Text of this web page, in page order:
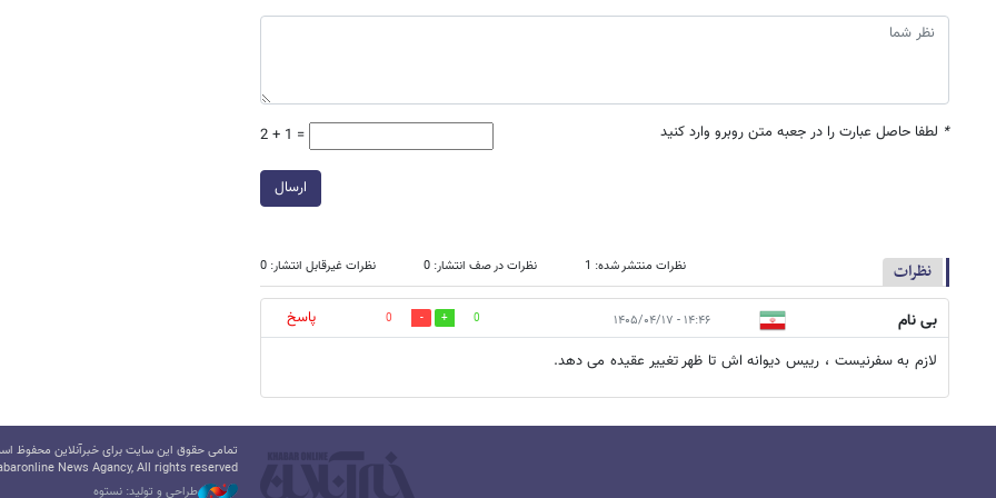
* لطفا حاصل عبارت را در جعبه متن روبرو وارد کنید 2 + 1 =
ارسال
نظرات نظرات منتشر شده: 1 نظرات در صف انتشار: 0 نظرات غیرقابل انتشار: 0
بی نام ۱۴:۴۶ - ۱۴۰۵/۰۴/۱۷ 0
0
پاسخ
لازم به سفرنیست ، رییس دیوانه اش تا ظهر تغییر عقیده می دهد.
تمامی حقوق این سایت برای خبرآنلاین محفوظ
News Agancy, All rights reserved
طراحی و تولید: نستوه